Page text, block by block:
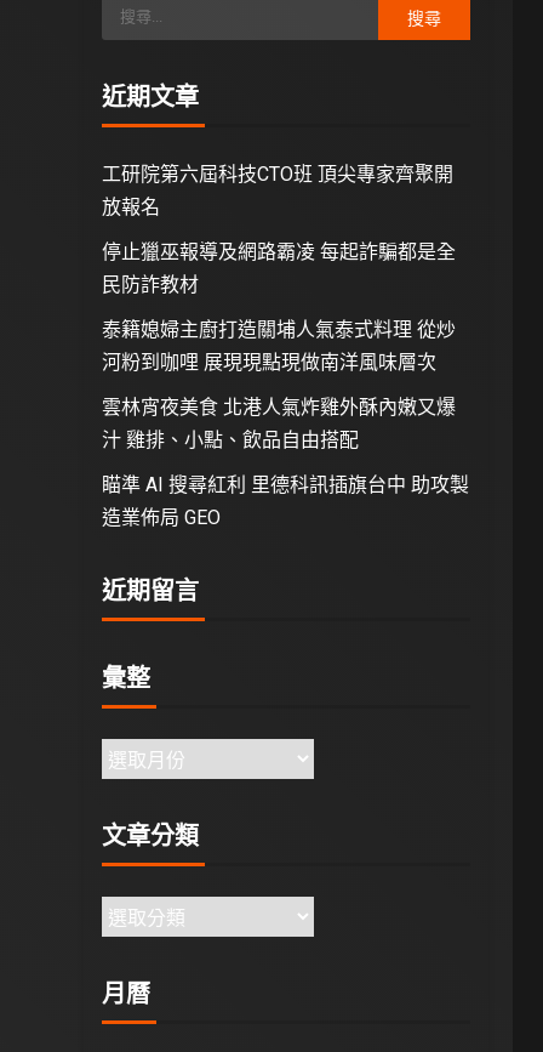
近期文章
工研院第六屆科技CTO班 頂尖專家齊聚開
放報名
停止獵巫報導及網路霸凌 每起詐騙都是全
民防詐教材
泰籍媳婦主廚打造關埔人氣泰式料理 從炒
河粉到咖哩 展現現點現做南洋風味層次
雲林宵夜美食 北港人氣炸雞外酥內嫩又爆
汁 雞排、小點、飲品自由搭配
瞄準 AI 搜尋紅利 里德科訊插旗台中 助攻製
造業佈局 GEO
近期留言
彙整
文章分類
月曆